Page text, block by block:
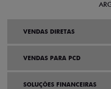
VENDAS DIRETAS
VENDAS PARA PCD
SOLUÇÕES FINANCEIRAS